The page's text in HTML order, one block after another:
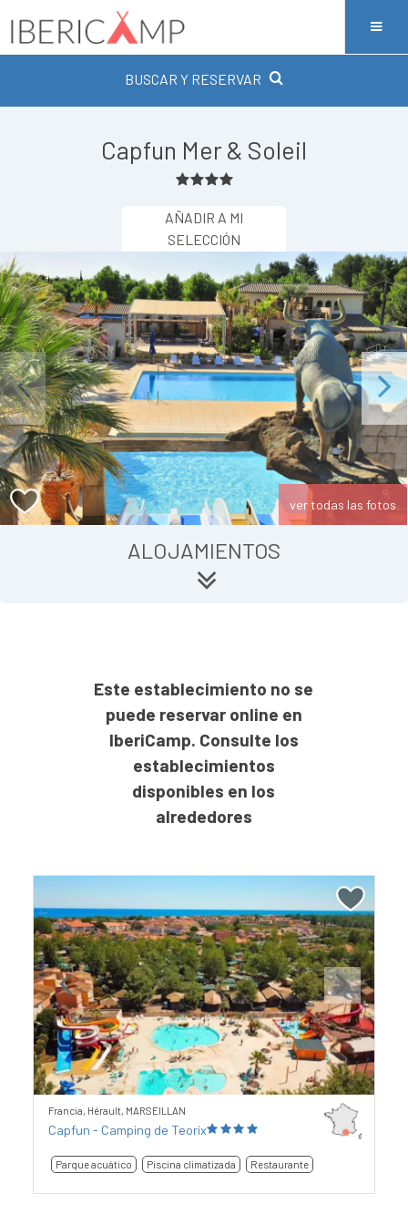
BUSCAR Y RESERVAR
Capfun Mer & Soleil
AÑADIR A MI
SELECCIÓN
Next
ver todas las fotos
ALOJAMIENTOS
Este establecimiento no se
puede reservar online en
IberiCamp. Consulte los
establecimientos
disponibles en los
alrededores
Previous Next
Francia, Hérault, MARSEILLAN
Capfun - Camping de Teorix
Parque acuático Piscina climatizada Restaurante